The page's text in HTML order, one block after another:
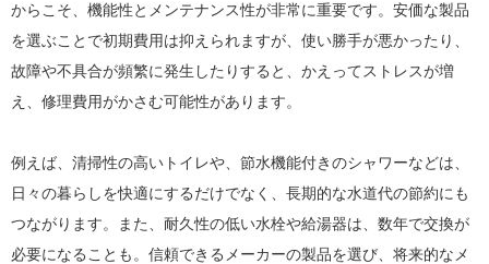
からこそ、機能性とメンテナンス性が非常に重要です。安価な製品
を選ぶことで初期費用は抑えられますが、使い勝手が悪かったり、
故障や不具合が頻繁に発生したりすると、かえってストレスが増
え、修理費用がかさむ可能性があります。
例えば、清掃性の高いトイレや、節水機能付きのシャワーなどは、
日々の暮らしを快適にするだけでなく、長期的な水道代の節約にも
つながります。また、耐久性の低い水栓や給湯器は、数年で交換が
必要になることも。信頼できるメーカーの製品を選び、将来的なメ